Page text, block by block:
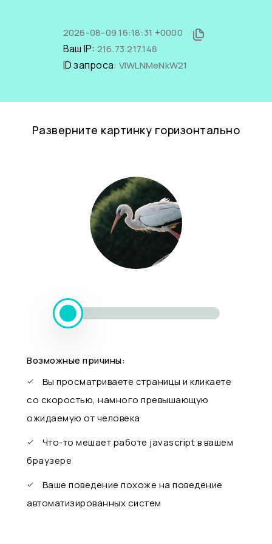
2026-08-09 16:18:31 +0000
Ваш IP: 216.73.217.148
ID запроса: VIWLNMeNkW21
Разверните картинку горизонтально
Возможные причины:
Вы просматриваете страницы и кликаете
со скоростью, намного превышающую
ожидаемую от человека
Что-то мешает работе javascript в вашем
браузере
Ваше поведение похоже на поведение
автоматизированных систем